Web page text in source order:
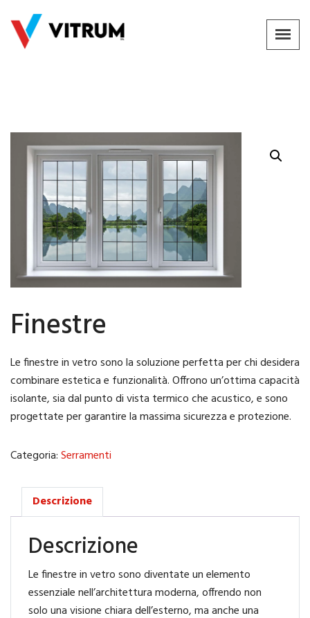
Finestre
Le finestre in vetro sono la soluzione perfetta per chi desidera
combinare estetica e funzionalità. Offrono un’ottima capacità
isolante, sia dal punto di vista termico che acustico, e sono
progettate per garantire la massima sicurezza e protezione.
Categoria:Serramenti
Descrizione
Descrizione
Le finestre in vetro sono diventate un elemento
essenziale nell’architettura moderna, offrendo non
solo una visione chiara dell’esterno, ma anche una